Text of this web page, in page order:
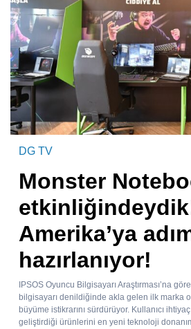
DG TV
Monster
Amerika’ya
hazırlanıyor!
IPSOS Oyuncu Bilgisayarı Araştırması’na
bilgisayarı denildiğinde akla gelen ilk marka
büyüme istikrarını sürdürüyor. Kullanıcı
geliştirdiği ürünlerini en yeni teknoloji